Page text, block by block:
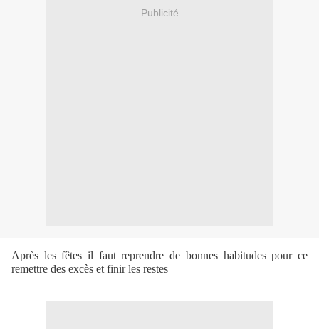
Publicité
Après les fêtes il faut reprendre de bonnes habitudes pour ce
remettre des excès et finir les restes